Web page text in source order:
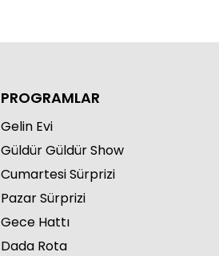
PROGRAMLAR
Gelin Evi
Güldür Güldür Show
Cumartesi Sürprizi
Pazar Sürprizi
Gece Hattı
Dada Rota